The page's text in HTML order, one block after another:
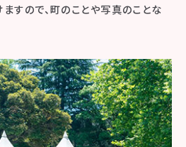
すので、町のことや写真のことな